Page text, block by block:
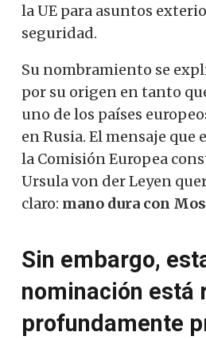
la UE para asuntos
seguridad.
Su nombramiento se
por su origen en tanto
uno de los países
en Rusia. El mensaje que
la Comisión Europea
Ursula von der Leyen
claro: mano dura con
Sin embargo,
nominación está
profundamente